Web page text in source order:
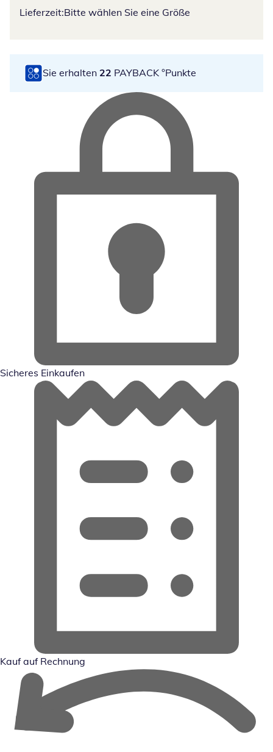
Lieferzeit:Bitte wählen Sie eine Größe
Sie erhalten 22 PAYBACK °Punkte
Sicheres Einkaufen
Kauf auf Rechnung